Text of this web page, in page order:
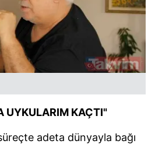
UYKULARIM KAÇTI"
adeta dünyayla bağı